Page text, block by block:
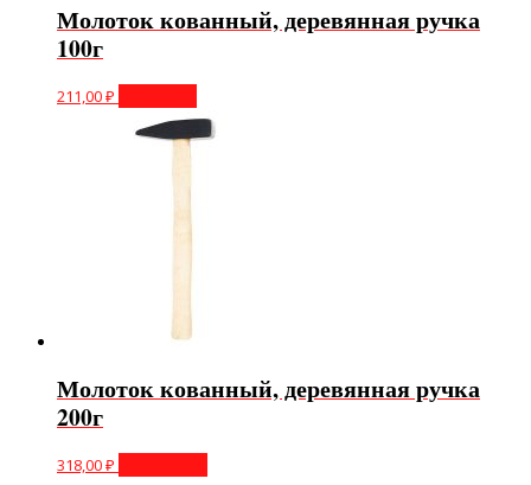
Молоток кованный, деревянная ручка
100г
211,00₽
Молоток кованный, деревянная ручка
200г
318,00₽